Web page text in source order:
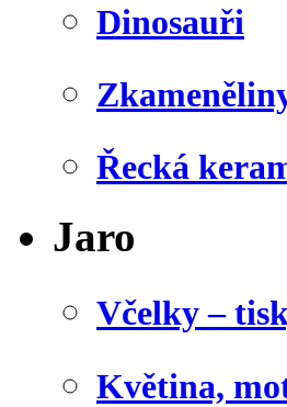
Dinosauři
Řecká
Jaro
Včelky –
Květina,